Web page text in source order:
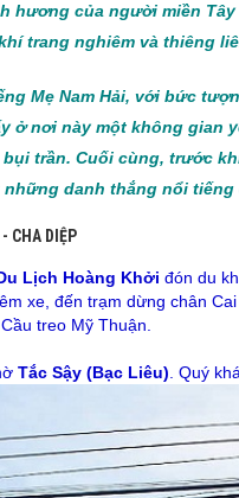
hương của người miền
trang nghiêm và thiêng
Mẹ Nam Hải, với bức
ở nơi này một không gian
trần. Cuối cùng, trước
danh thắng nổi tiếng
CHA DIỆP
Lịch Hoàng Khởi đón du
xe, đến trạm dừng chân
treo Mỹ Thuận.
Tắc Sậy (Bạc Liêu) . Quý